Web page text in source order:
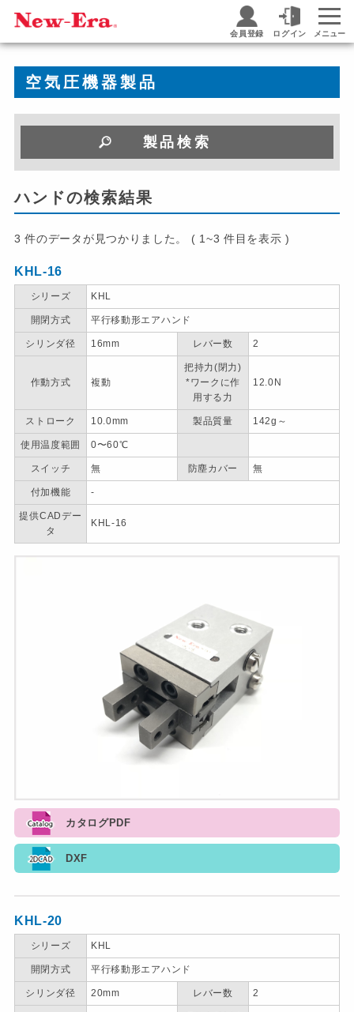
会員登録 ログイン メニュー
空気圧機器製品
製品検索
ハンドの検索結果
3 件のデータが見つかりました。 ( 1~3 件目を表示 )
KHL-16
シリーズ KHL
開閉方式 平行移動形エアハンド
シリンダ径 16mm レバー数 2
作動方式 複動
把持力(閉力)
*ワークに作
用する力
12.0N
ストローク 10.0mm 製品質量 142g～
使用温度範囲 0〜60℃
スイッチ 無 防塵カバー 無
付加機能 -
提供CADデー
タ
KHL-16
カタログPDF
DXF
KHL-20
シリーズ KHL
開閉方式 平行移動形エアハンド
シリンダ径 20mm レバー数 2